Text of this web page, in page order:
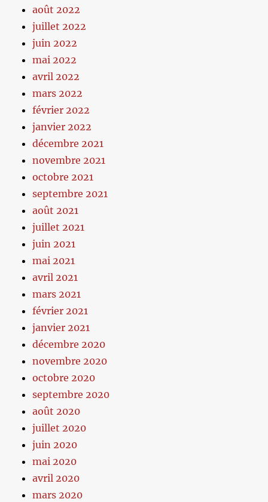
août 2022
juillet 2022
juin 2022
mai 2022
avril 2022
mars 2022
février 2022
janvier 2022
décembre 2021
novembre 2021
octobre 2021
septembre 2021
août 2021
juillet 2021
juin 2021
mai 2021
avril 2021
mars 2021
février 2021
janvier 2021
décembre 2020
novembre 2020
octobre 2020
septembre 2020
août 2020
juillet 2020
juin 2020
mai 2020
avril 2020
mars 2020